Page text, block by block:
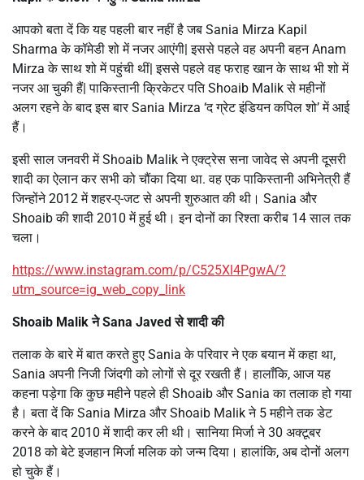
आपको बता दें कि यह पहली बार नहीं है जब Sania Mirza Kapil
Sharma के कॉमेडी शो में नजर आएंगी| इससे पहले वह अपनी बहन Anam
Mirza के साथ शो में पहुंची थीं| इससे पहले वह फराह खान के साथ भी शो में
नजर आ चुकी हैं| पाकिस्तानी क्रिकेटर पति Shoaib Malik से महीनों
अलग रहने के बाद इस बार Sania Mirza ‘द ग्रेट इंडियन कपिल शो’ में आई
हैं।
इसी साल जनवरी में Shoaib Malik ने एक्ट्रेस सना जावेद से अपनी दूसरी
शादी का ऐलान कर सभी को चौंका दिया था. वह एक पाकिस्तानी अभिनेत्री हैं
जिन्होंने 2012 में शहर-ए-जट से अपनी शुरुआत की थी। Sania और
Shoaib की शादी 2010 में हुई थी। इन दोनों का रिश्ता करीब 14 साल तक
चला।
https://www.instagram.com/p/C525Xl4PgwA/?
utm_source=ig_web_copy_link
Shoaib Malik ने Sana Javed से शादी की
तलाक के बारे में बात करते हुए Sania के परिवार ने एक बयान में कहा था,
Sania अपनी निजी जिंदगी को लोगों से दूर रखती हैं। हालाँकि, आज यह
कहना पड़ेगा कि कुछ महीने पहले ही Shoaib और Sania का तलाक हो गया
है। बता दें कि Sania Mirza और Shoaib Malik ने 5 महीने तक डेट
करने के बाद 2010 में शादी कर ली थी। सानिया मिर्जा ने 30 अक्टूबर
2018 को बेटे इजहान मिर्जा मलिक को जन्म दिया। हालांकि, अब दोनों अलग
हो चुके हैं।